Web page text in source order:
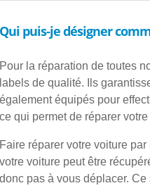
Qui puis-je désigner
Pour la réparation de toutes
labels de qualité. Ils
également équipés pour
ce qui permet de réparer
Faire réparer votre voiture
votre voiture peut être
donc pas à vous déplacer.